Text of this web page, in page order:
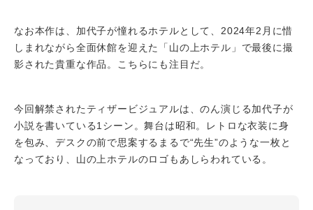
なお本作は、加代子が憧れるホテルとして、2024年2月に惜
しまれながら全面休館を迎えた「山の上ホテル」で最後に撮
影された貴重な作品。こちらにも注目だ。
今回解禁されたティザービジュアルは、のん演じる加代子が
小説を書いている1シーン。舞台は昭和。レトロな衣装に身
を包み、デスクの前で思案するまるで“先生”のような一枚と
なっており、山の上ホテルのロゴもあしらわれている。